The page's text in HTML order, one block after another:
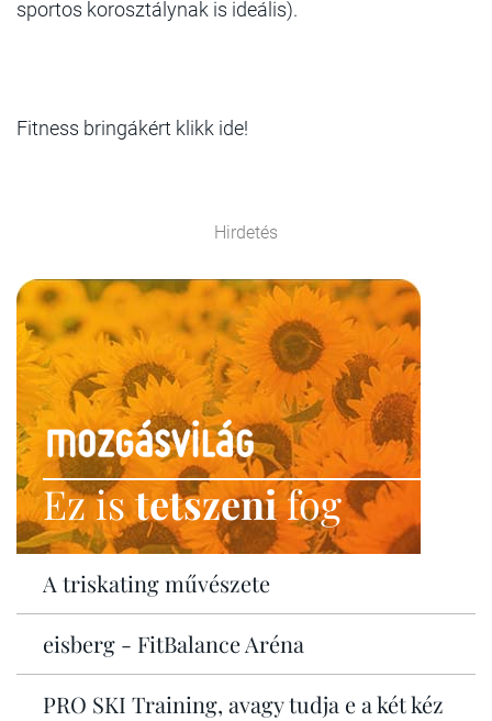
sportos korosztálynak is ideális).
Fitness bringákért klikk ide!
Hirdetés
Ez istetszenifog
A triskating művészete
eisberg - FitBalance Aréna
PRO SKI Training, avagy tudja e a két kéz